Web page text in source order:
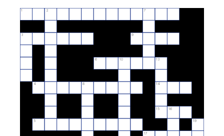
1 2 7
3 9
6 10 13
4 8 14
15 16
5 19
17